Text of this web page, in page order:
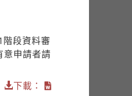
段資料審
意申請者請
下載：